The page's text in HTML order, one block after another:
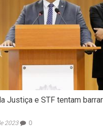
Justiça e STF tentam
2023 0